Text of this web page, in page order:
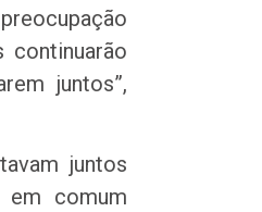
continuarão
juntos”,
juntos
comum